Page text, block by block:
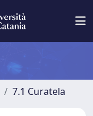
7.1 Curatela